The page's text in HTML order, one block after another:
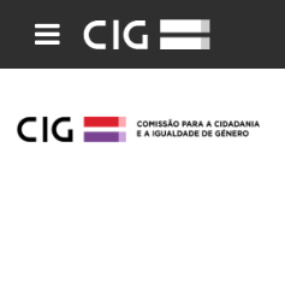
Pesquisar